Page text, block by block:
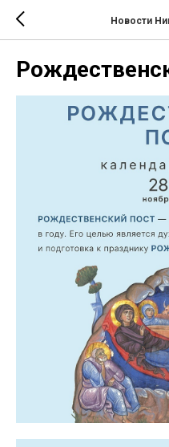
Новости